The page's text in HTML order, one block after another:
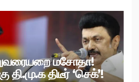
மசோதா!
தி.மு.க திடீர் ‘செக்’!